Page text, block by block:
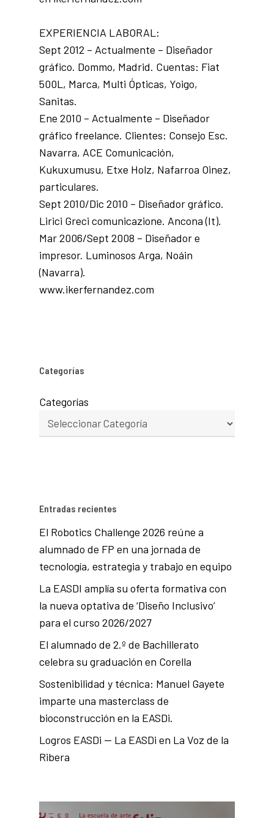
EXPERIENCIA LABORAL:
Sept 2012 – Actualmente – Diseñador
gráfico. Dommo, Madrid. Cuentas: Fiat
500L, Marca, Multi Ópticas, Yoigo,
Sanitas.
Ene 2010 – Actualmente – Diseñador
gráfico freelance. Clientes: Consejo Esc.
Navarra, ACE Comunicación,
Kukuxumusu, Etxe Holz, Nafarroa Oinez,
particulares.
Sept 2010/Dic 2010 – Diseñador gráfico.
Lirici Greci comunicazione. Ancona (It).
Mar 2006/Sept 2008 – Diseñador e
impresor. Luminosos Arga, Noáin
(Navarra).
www.ikerfernandez.com
Categorías
Categorías
Entradas recientes
El Robotics Challenge 2026 reúne a
alumnado de FP en una jornada de
tecnología, estrategia y trabajo en equipo
La EASDI amplía su oferta formativa con
la nueva optativa de ‘Diseño Inclusivo’
para el curso 2026/2027
El alumnado de 2.º de Bachillerato
celebra su graduación en Corella
Sostenibilidad y técnica: Manuel Gayete
imparte una masterclass de
bioconstrucción en la EASDi.
Logros EASDi — La EASDi en La Voz de la
Ribera